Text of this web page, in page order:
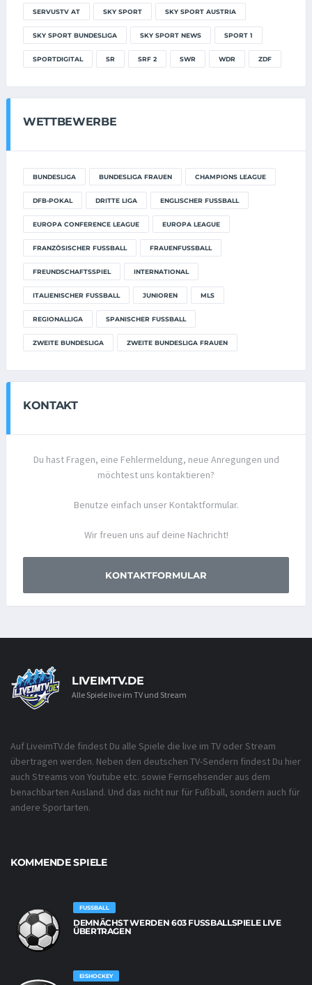
SERVUSTV AT SKY SPORT SKY SPORT AUSTRIA
SKY SPORT BUNDESLIGA SKY SPORT NEWS SPORT 1
SPORTDIGITAL SR SRF 2 SWR WDR ZDF
WETTBEWERBE
BUNDESLIGA BUNDESLIGA FRAUEN CHAMPIONS LEAGUE
DFB-POKAL DRITTE LIGA ENGLISCHER FUSSBALL
EUROPA CONFERENCE LEAGUE EUROPA LEAGUE
FRANZÖSISCHER FUSSBALL FRAUENFUSSBALL
FREUNDSCHAFTSSPIEL INTERNATIONAL
ITALIENISCHER FUSSBALL JUNIOREN MLS
REGIONALLIGA SPANISCHER FUSSBALL
ZWEITE BUNDESLIGA ZWEITE BUNDESLIGA FRAUEN
KONTAKT
Du hast Fragen, eine Fehlermeldung, neue Anregungen und
möchtest uns kontaktieren?
Benutze einfach unser Kontaktformular.
Wir freuen uns auf deine Nachricht!
KONTAKTFORMULAR
LIVEIMTV.DE
Alle Spiele live im TV und Stream
Auf LiveimTV.de findest Du alle Spiele die live im TV oder Stream
übertragen werden. Neben den deutschen TV-Sendern findest Du hier
auch Streams von Youtube etc. sowie Fernsehsender aus dem
benachbarten Ausland. Und das nicht nur für Fußball, sondern auch für
andere Sportarten.
KOMMENDE SPIELE
FUSSBALL
DEMNÄCHST WERDEN 603 FUSSBALLSPIELE LIVE Ü
BERTRAGEN
EISHOCKEY